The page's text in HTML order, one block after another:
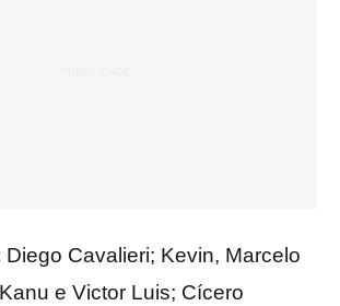
Diego Cavalieri; Kevin, Marcelo
e Victor Luis; Cícero